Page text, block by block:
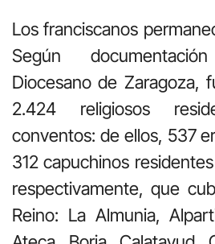
Los franciscanos
Según
Diocesano de Zaragoza,
2.424 religiosos
conventos: de ellos, 537
312 capuchinos
respectivamente, que
Reino: La Almunia,